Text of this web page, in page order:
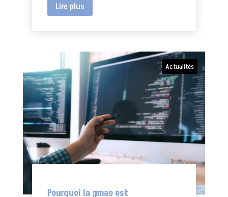
Lire plus
Actualités
Pourquoi la gmao est